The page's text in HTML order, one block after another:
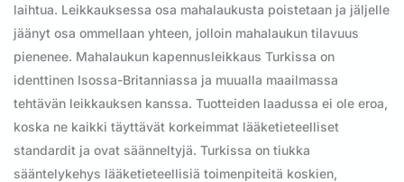
laihtua. Leikkauksessa osa mahalaukusta poistetaan ja jäljelle
jäänyt osa ommellaan yhteen, jolloin mahalaukun tilavuus
pienenee. Mahalaukun kapennusleikkaus Turkissa on
identtinen Isossa-Britanniassa ja muualla maailmassa
tehtävän leikkauksen kanssa. Tuotteiden laadussa ei ole eroa,
koska ne kaikki täyttävät korkeimmat lääketieteelliset
standardit ja ovat säänneltyjä. Turkissa on tiukka
sääntelykehys lääketieteellisiä toimenpiteitä koskien,